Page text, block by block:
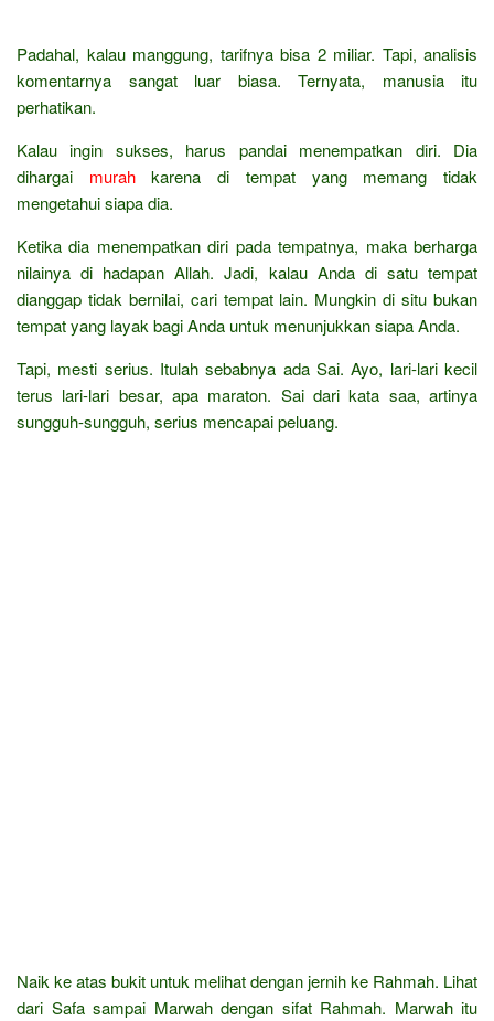
Padahal, kalau manggung, tarifnya bisa 2 miliar. Tapi, analisis
komentarnya sangat luar biasa. Ternyata, manusia itu
perhatikan.
Kalau ingin sukses, harus pandai menempatkan diri. Dia
dihargai murahkarena di tempat yang memang tidak
mengetahui siapa dia.
Ketika dia menempatkan diri pada tempatnya, maka berharga
nilainya di hadapan Allah. Jadi, kalau Anda di satu tempat
dianggap tidak bernilai, cari tempat lain. Mungkin di situ bukan
tempat yang layak bagi Anda untuk menunjukkan siapa Anda.
Tapi, mesti serius. Itulah sebabnya ada Sai. Ayo, lari-lari kecil
terus lari-lari besar, apa maraton. Sai dari kata saa, artinya
sungguh-sungguh, serius mencapai peluang.
Naik ke atas bukit untuk melihat dengan jernih ke Rahmah. Lihat
dari Safa sampai Marwah dengan sifat Rahmah. Marwah itu